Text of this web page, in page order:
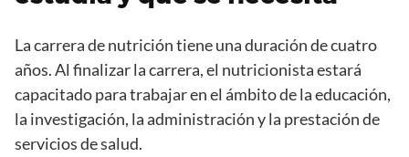
La carrera de nutrición tiene una duración de cuatro
años. Al finalizar la carrera, el nutricionista estará
capacitado para trabajar en el ámbito de la educación,
la investigación, la administración y la prestación de
servicios de salud.